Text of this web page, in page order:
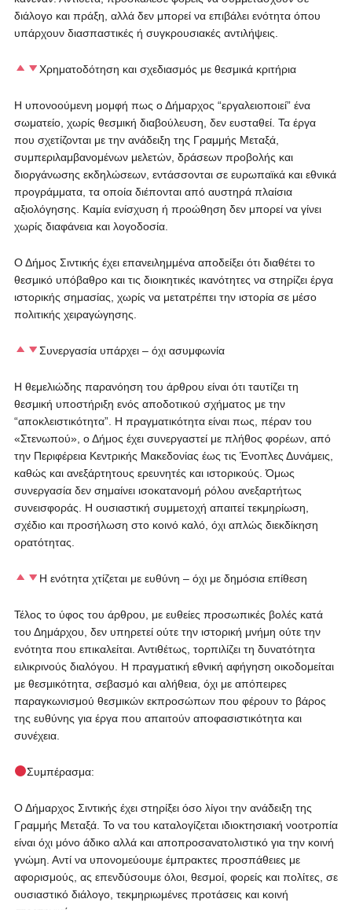
διάλογο και πράξη, αλλά δεν μπορεί να επιβάλει ενότητα όπου
υπάρχουν διασπαστικές ή συγκρουσιακές αντιλήψεις.
Χρηματοδότηση και σχεδιασμός με θεσμικά κριτήρια
Η υπονοούμενη μομφή πως ο Δήμαρχος “εργαλειοποιεί” ένα
σωματείο, χωρίς θεσμική διαβούλευση, δεν ευσταθεί. Τα έργα
που σχετίζονται με την ανάδειξη της Γραμμής Μεταξά,
συμπεριλαμβανομένων μελετών, δράσεων προβολής και
διοργάνωσης εκδηλώσεων, εντάσσονται σε ευρωπαϊκά και εθνικά
προγράμματα, τα οποία διέπονται από αυστηρά πλαίσια
αξιολόγησης. Καμία ενίσχυση ή προώθηση δεν μπορεί να γίνει
χωρίς διαφάνεια και λογοδοσία.
Ο Δήμος Σιντικής έχει επανειλημμένα αποδείξει ότι διαθέτει το
θεσμικό υπόβαθρο και τις διοικητικές ικανότητες να στηρίζει έργα
ιστορικής σημασίας, χωρίς να μετατρέπει την ιστορία σε μέσο
πολιτικής χειραγώγησης.
Συνεργασία υπάρχει – όχι ασυμφωνία
Η θεμελιώδης παρανόηση του άρθρου είναι ότι ταυτίζει τη
θεσμική υποστήριξη ενός αποδοτικού σχήματος με την
“αποκλειστικότητα”. Η πραγματικότητα είναι πως, πέραν του
«Στενωπού», ο Δήμος έχει συνεργαστεί με πλήθος φορέων, από
την Περιφέρεια Κεντρικής Μακεδονίας έως τις Ένοπλες Δυνάμεις,
καθώς και ανεξάρτητους ερευνητές και ιστορικούς. Όμως
συνεργασία δεν σημαίνει ισοκατανομή ρόλου ανεξαρτήτως
συνεισφοράς. Η ουσιαστική συμμετοχή απαιτεί τεκμηρίωση,
σχέδιο και προσήλωση στο κοινό καλό, όχι απλώς διεκδίκηση
ορατότητας.
Η ενότητα χτίζεται με ευθύνη – όχι με δημόσια επίθεση
Τέλος το ύφος του άρθρου, με ευθείες προσωπικές βολές κατά
του Δημάρχου, δεν υπηρετεί ούτε την ιστορική μνήμη ούτε την
ενότητα που επικαλείται. Αντιθέτως, τορπιλίζει τη δυνατότητα
ειλικρινούς διαλόγου. Η πραγματική εθνική αφήγηση οικοδομείται
με θεσμικότητα, σεβασμό και αλήθεια, όχι με απόπειρες
παραγκωνισμού θεσμικών εκπροσώπων που φέρουν το βάρος
της ευθύνης για έργα που απαιτούν αποφασιστικότητα και
συνέχεια.
Συμπέρασμα:
Ο Δήμαρχος Σιντικής έχει στηρίξει όσο λίγοι την ανάδειξη της
Γραμμής Μεταξά. Το να του καταλογίζεται ιδιοκτησιακή νοοτροπία
είναι όχι μόνο άδικο αλλά και αποπροσανατολιστικό για την κοινή
γνώμη. Αντί να υπονομεύουμε έμπρακτες προσπάθειες με
αφορισμούς, ας επενδύσουμε όλοι, θεσμοί, φορείς και πολίτες, σε
ουσιαστικό διάλογο, τεκμηριωμένες προτάσεις και κοινή